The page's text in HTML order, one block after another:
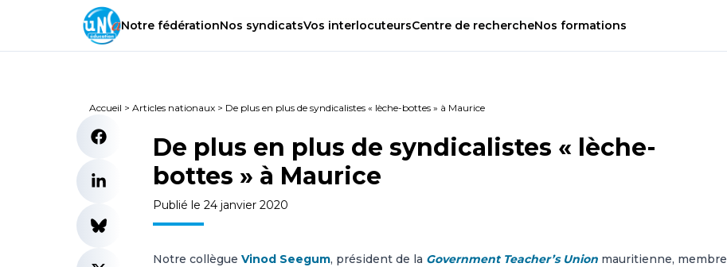
Notre fédérationNos syndicatsVos interlocuteursCentre de rechercheNos formations
Accueil > Articles nationaux > De plus en plus de syndicalistes « lèche-bottes » à Maurice
De plus en plus de syndicalistes « lèche-
bottes » à Maurice
Publié le 24 janvier 2020
Notre collègue Vinod Seegum, président de la Government Teacher’s Union mauritienne, membre